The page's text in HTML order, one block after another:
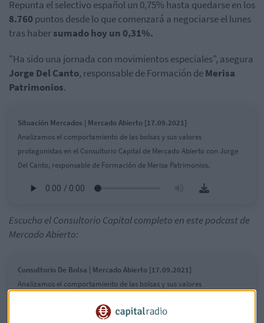
Repunta el selectivo español un 0,75% hasta quedarse en los
8.760 puntos desde lo que comenzará a negociarse el lunes
tras habersumado hoy un 0,31%.
"Ha sido una jornada con movimientos especiales", asegura
Jorge Del Canto, responsable de Formación deMerisa
Patrimonios.
Situación Mercados | Mercado Abierto [17.09.2021]
Analizamos el comportamiento de las bolsas y sus valores
protagonistas en el Consultorio Capital de Mercado Abierto con Jorge
Del Canto, responsable de Formación de Merisa Patrimonios.
Escucha el Consultorio Capital completo en este podcast de
Mercado Abierto:
Consultorio De Bolsa | Mercado Abierto [17.09.2021]
Analizamos el comportamiento de las bolsas y sus valores
Del Canto, responsable de Formación de Merisa Patrimonios.